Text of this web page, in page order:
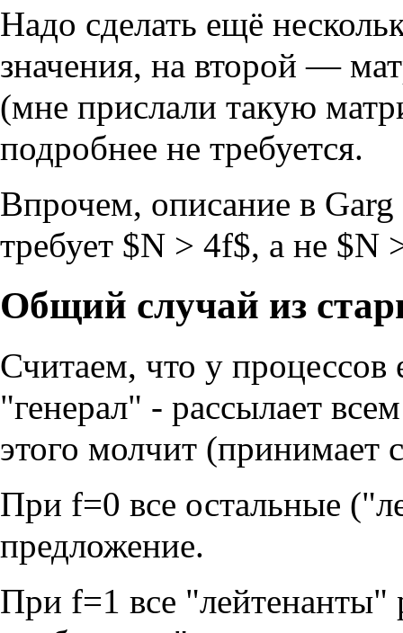
Надо сделать ещё
значения, на второй —
(мне прислали такую
подробнее не требуется.
Впрочем, описание в
требует $N > 4f$, а не $N
Общий случай из
Считаем, что у
"генерал" - рассылает
этого молчит (принимает
При f=0 все остальные
предложение.
При f=1 все "лейтенанты"